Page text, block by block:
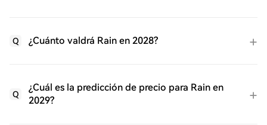
Q ¿Cuánto valdrá Rain en 2028?
Q
¿Cuál es la predicción de precio para Rain en
2029?